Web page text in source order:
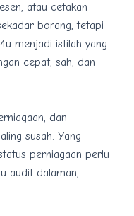
atau cetakan
borang, tetapi
menjadi istilah yang
cepat, sah, dan
dan
susah. Yang
perniagaan perlu
audit dalaman,